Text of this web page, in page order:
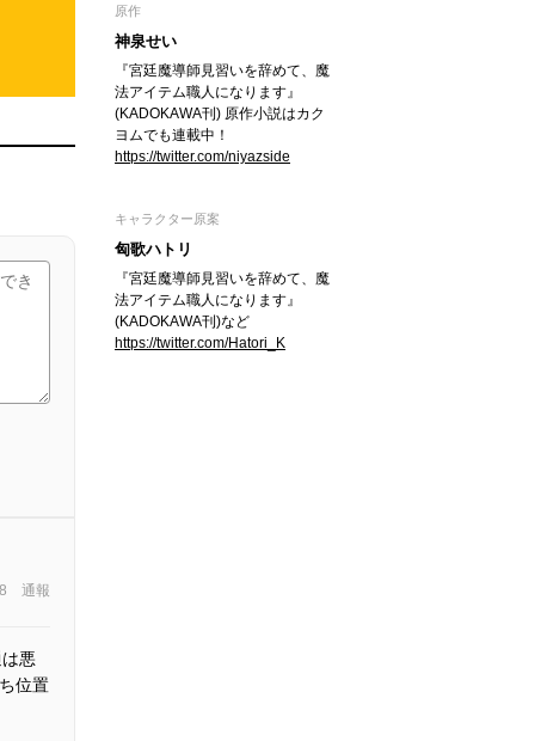
通報
悪
位置
原作
神泉せい
『宮廷魔導師見習いを辞めて、魔
法アイテム職人になります』
(KADOKAWA刊) 原作小説はカク
ヨムでも連載中！
https://twitter.com/niyazside
キャラクター原案
匈歌ハトリ
『宮廷魔導師見習いを辞めて、魔
法アイテム職人になります』
(KADOKAWA刊)など
https://twitter.com/Hatori_K